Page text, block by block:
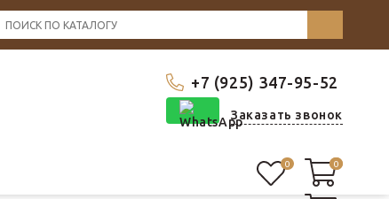
+7 (925) 347-95-52
Заказать звонок
0 0
0